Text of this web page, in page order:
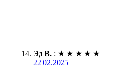
Эд В. : ★ ★ ★ ★ ★
22.02.2025